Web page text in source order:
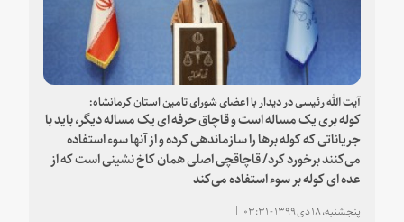
آیت الله رئیسی در دیدار با اعضای شورای تامین استان کرمانشاه:
کوله بری یک مساله است و قاچاق حرفه ای یک مساله دیگر، باید با
جریاناتی که کوله برها را سازماندهی کرده و از آنها سوء استفاده
می‌کنند برخورد کرد/ قاچاقچی اصلی همان کاخ نشینی است که از
عده ای کوله بر سوء استفاده می‌کند
پنجشنبه، ۱۸ دی ۱۳۹۹ - ۰۳:۳۱